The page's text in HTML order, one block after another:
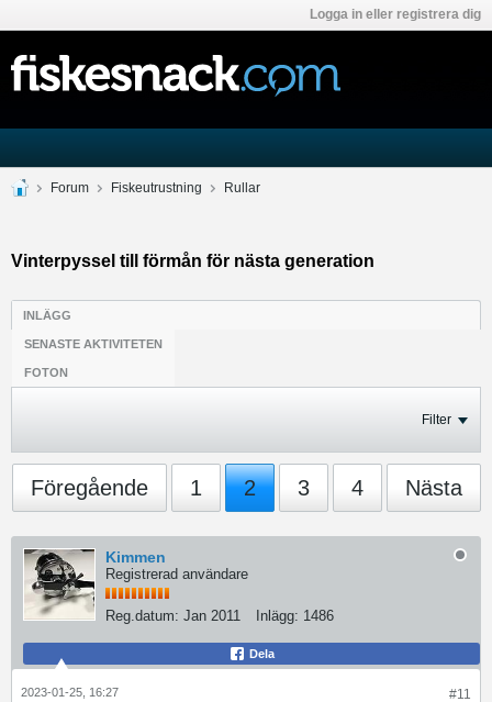
Logga in eller registrera dig
Forum Fiskeutrustning Rullar
Vinterpyssel till förmån för nästa generation
INLÄGG
SENASTE AKTIVITETEN
FOTON
Filter
Föregående 1 2 3 4 Nästa
Kimmen
Registrerad användare
Reg.datum: Jan 2011 Inlägg: 1486
Dela
#11
2023-01-25, 16:27